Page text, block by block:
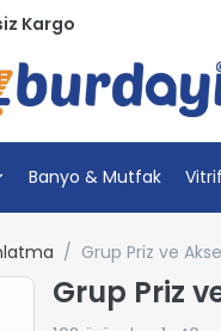
Kargo
Banyo & Mutfak
Grup Priz ve
Grup Priz